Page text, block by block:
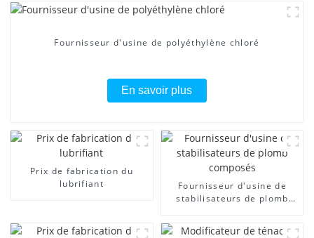
Fournisseur d'usine de polyéthylène chloré
En savoir plus
Prix ​​de fabrication du
lubrifiant
Fournisseur d'usine de
stabilisateurs de plomb